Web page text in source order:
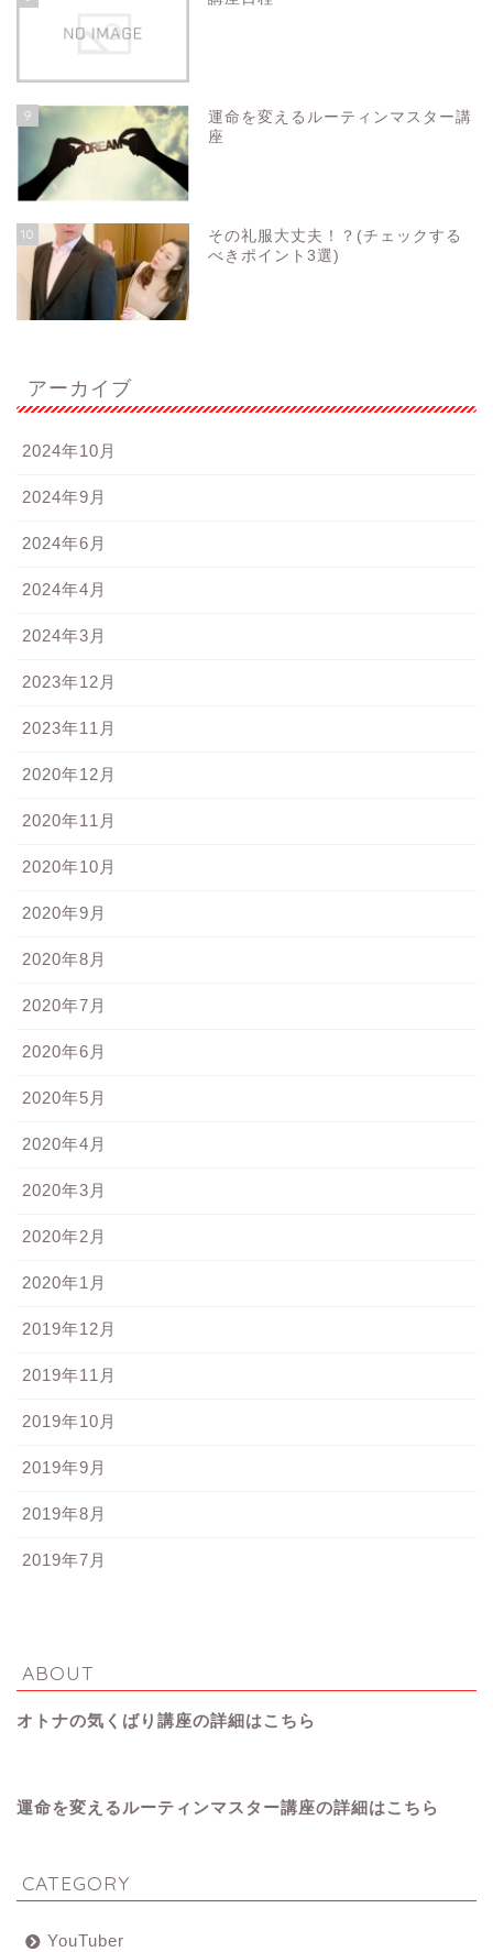
9
運命を変えるルーティンマスター講
座
10
その礼服大丈夫！？(チェックする
べきポイント3選)
アーカイブ
2024年10月
2024年9月
2024年6月
2024年4月
2024年3月
2023年12月
2023年11月
2020年12月
2020年11月
2020年10月
2020年9月
2020年8月
2020年7月
2020年6月
2020年5月
2020年4月
2020年3月
2020年2月
2020年1月
2019年12月
2019年11月
2019年10月
2019年9月
2019年8月
2019年7月
ABOUT
オトナの気くばり講座の詳細はこちら
運命を変えるルーティンマスター講座の詳細はこちら
CATEGORY
YouTuber